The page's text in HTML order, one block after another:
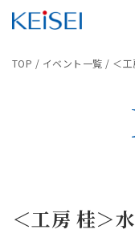
TOP / イベント一覧 / ＜
＜工房 桂＞